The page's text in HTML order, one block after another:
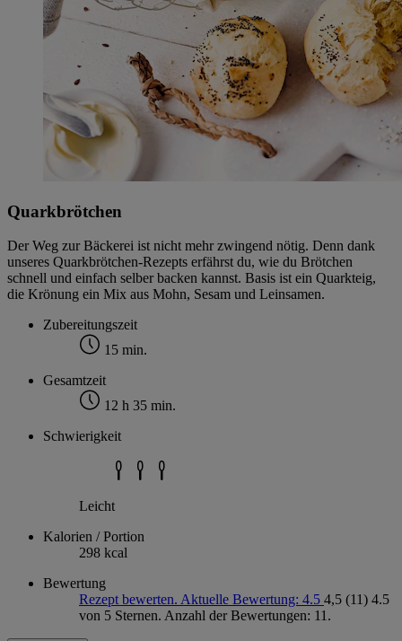
Quarkbrötchen
Der Weg zur Bäckerei ist nicht mehr zwingend nötig. Denn dank
unseres Quarkbrötchen-Rezepts erfährst du, wie du Brötchen
schnell und einfach selber backen kannst. Basis ist ein Quarkteig,
die Krönung ein Mix aus Mohn, Sesam und Leinsamen.
Zubereitungszeit
15 min.
Gesamtzeit
12 h 35 min.
Schwierigkeit
Leicht
Kalorien / Portion
298 kcal
Bewertung
Rezept bewerten. Aktuelle Bewertung: 4.5 4,5 (11) 4.5
von 5 Sternen. Anzahl der Bewertungen: 11.